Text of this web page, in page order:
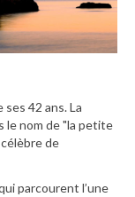
42 ans. La
le nom de "la petite
de
parcourent l’une